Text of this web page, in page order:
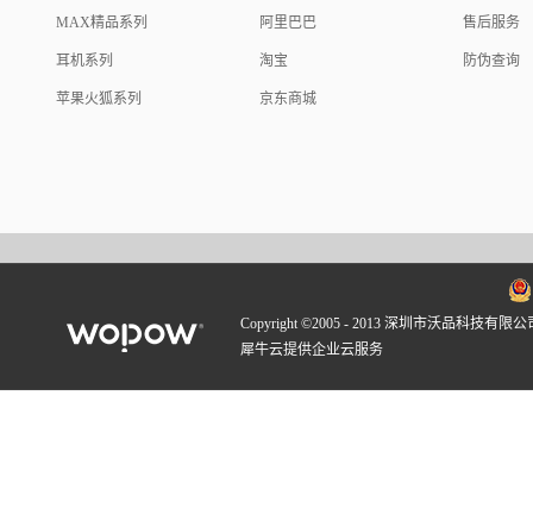
MAX精品系列
耳机系列
苹果火狐系列
阿里巴巴
淘宝
京东商城
售后服务
防伪查询
Copyright ©2005 - 2013 深圳市沃品科技有限公
犀牛云提供企业云服务